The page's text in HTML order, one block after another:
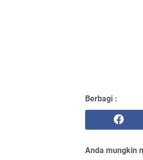
Berbagi :
Anda mungkin